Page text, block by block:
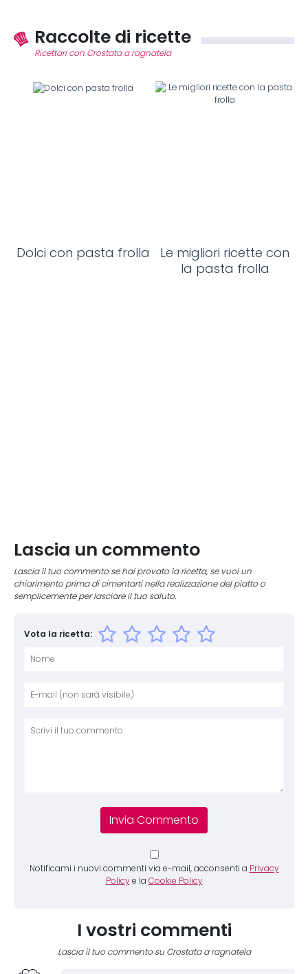
Raccolte di ricette
Ricettari con Crostata a ragnatela
Dolci con pasta frolla
Le migliori ricette con
la pasta frolla
Lascia un commento
Lascia il tuo commento se hai provato la ricetta, se vuoi un
chiarimento prima di cimentarti nella realizzazione del piatto o
semplicemente per lasciare il tuo saluto.
Vota la ricetta:
Notificami i nuovi commenti via e-mail, acconsenti a Privacy
Policy e la Cookie Policy
I vostri commenti
Lascia il tuo commento su Crostata a ragnatela